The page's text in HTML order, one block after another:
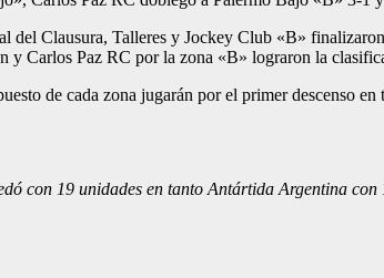
del Clausura, Talleres y Jockey Club «B»
y Carlos Paz RC por la zona «B» lograron la
de cada zona jugarán por el primer descenso
con 19 unidades en tanto Antártida Argentina